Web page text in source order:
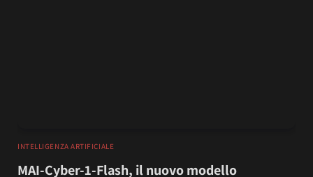
INTELLIGENZA ARTIFICIALE
MAI-Cyber-1-Flash, il nuovo modello